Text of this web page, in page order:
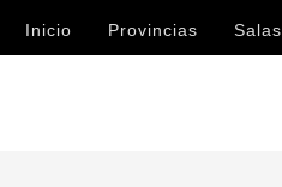
Inicio Provincias Salas